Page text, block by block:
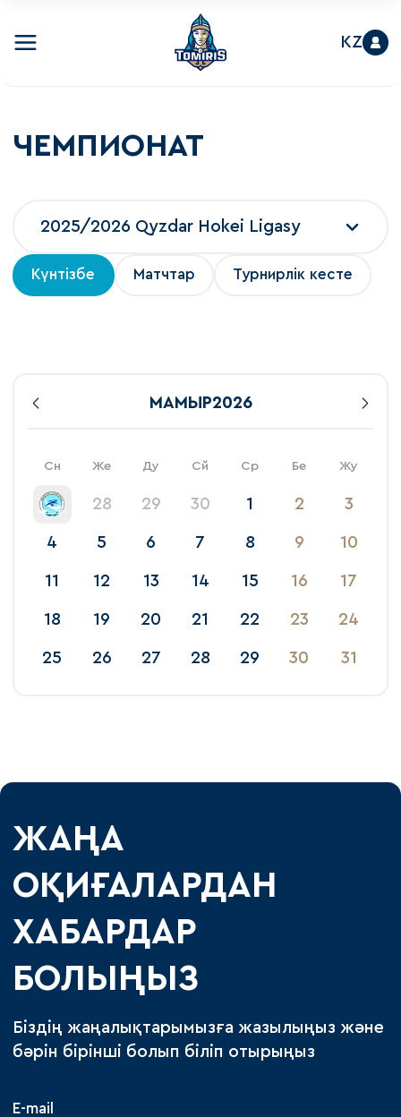
KZ
ЧЕМПИОНАТ
Күнтізбе Матчтар Турнирлік кесте
2025/2026 Qyzdar Hokei Ligasy
МАМЫР2026
Сн Же Ду Сй Ср Бе Жу
28 29 30 1 2 3
4 5 6 7 8 9 10
11 12 13 14 15 16 17
18 19 20 21 22 23 24
25 26 27 28 29 30 31
ЖАҢА
ОҚИҒАЛАРДАН
ХАБАРДАР
БОЛЫҢЫЗ
Біздің жаңалықтарымызға жазылыңыз және
бәрін бірінші болып біліп отырыңыз
E-mail